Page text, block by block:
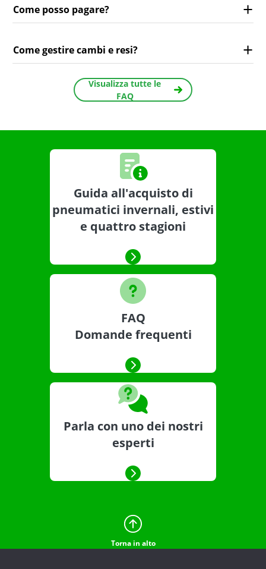
Come posso pagare?
Come gestire cambi e resi?
Visualizza tutte le
FAQ
Guida all'acquisto di
pneumatici invernali, estivi
e quattro stagioni
FAQ
Domande frequenti
Parla con uno dei nostri
esperti
Torna in alto